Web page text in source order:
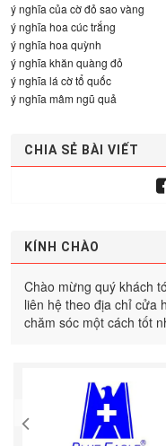
ý nghĩa của cờ đỏ sao vàng
ý nghĩa hoa cúc trắng
ý nghĩa hoa quỳnh
ý nghĩa khăn quàng đỏ
ý nghĩa lá cờ tổ quốc
ý nghĩa mâm ngũ quả
CHIA SẺ BÀI VIẾT
KÍNH CHÀO
Chào mừng quý khách
liên hệ theo địa chỉ cửa
chăm sóc một cách tốt